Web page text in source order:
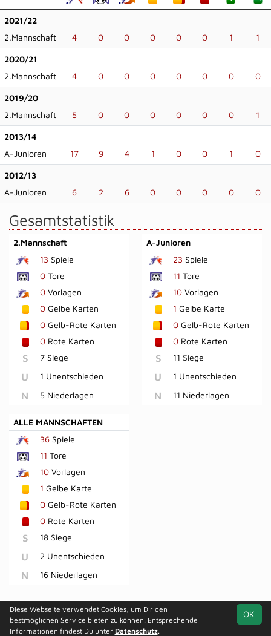
2021/22
2.Mannschaft
4 0 0 0 0 0 1 1
2020/21
2.Mannschaft
4 0 0 0 0 0 0 0
2019/20
2.Mannschaft
5 0 0 0 0 0 0 1
2013/14
A-Junioren
17 9 4 1 0 0 1 0
2012/13
A-Junioren
6 2 6 0 0 0 0 0
Gesamtstatistik
2.Mannschaft
13 Spiele
0 Tore
0 Vorlagen
0 Gelbe Karten
0 Gelb-Rote Karten
0 Rote Karten
S 7 Siege
U 1 Unentschieden
N 5 Niederlagen
A-Junioren
23 Spiele
11 Tore
10Vorlagen
1 Gelbe Karte
0Gelb-Rote Karten
0Rote Karten
S 11 Siege
U 1 Unentschieden
N 11 Niederlagen
ALLE MANNSCHAFTEN
36 Spiele
11 Tore
10 Vorlagen
1 Gelbe Karte
0 Gelb-Rote Karten
0 Rote Karten
S 18 Siege
U 2 Unentschieden
N 16 Niederlagen
soccero.de
© 2006 - 2026
OK
Diese Webseite verwendet Cookies, um Dir den
bestmöglichen Service bieten zu können. Entsprechende
Informationen findest Du unter Datenschutz.